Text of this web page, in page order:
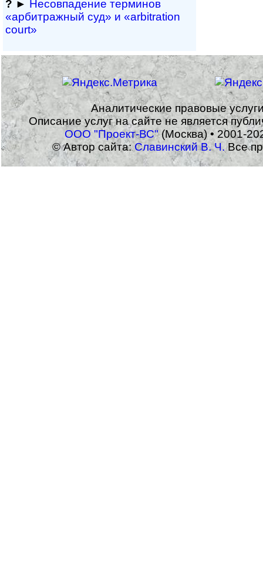
? ► Несовпадение терминов
«арбитражный суд» и «arbitration
court»
Аналитические правовые
Описание услуг на сайте не является
ООО "Проект-ВС"(Москва) • 2001-
© Автор сайта:Славинский В. Ч.Все